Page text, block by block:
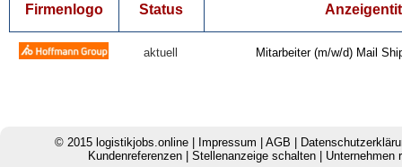
Firmenlogo Status
aktuell Mitarbeiter (m/w/d) Mail
© 2015 logistikjobs.online Impressum |AGB
Kundenreferenzen |Stellenanzeige schalten Unternehmen